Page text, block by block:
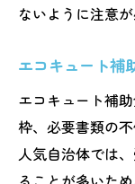
ないように注意が
エコキュート補
エコキュート補
枠、必要書類の
人気自治体では